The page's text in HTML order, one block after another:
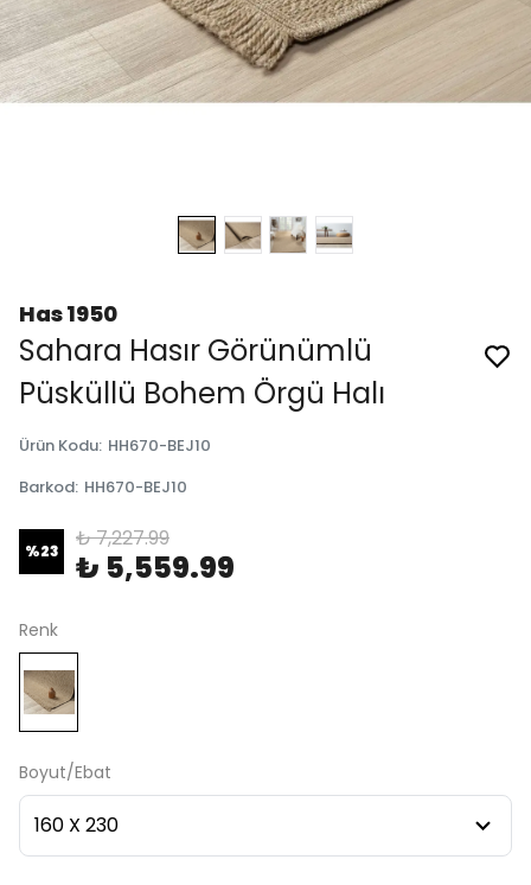
Has 1950
Sahara Hasır Görünümlü
Püsküllü Bohem Örgü Halı
Ürün Kodu: HH670-BEJ10
Barkod: HH670-BEJ10
%23 ₺ 7,227.99
₺ 5,559.99
Renk
Boyut/Ebat